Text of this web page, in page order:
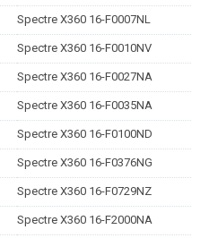
Spectre X360 16-F0007NL
Spectre X360 16-F0010NV
Spectre X360 16-F0027NA
Spectre X360 16-F0035NA
Spectre X360 16-F0100ND
Spectre X360 16-F0376NG
Spectre X360 16-F0729NZ
Spectre X360 16-F2000NA